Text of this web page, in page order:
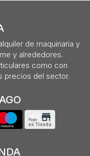
de maquinaria y
y alrededores.
como con
precios del sector.